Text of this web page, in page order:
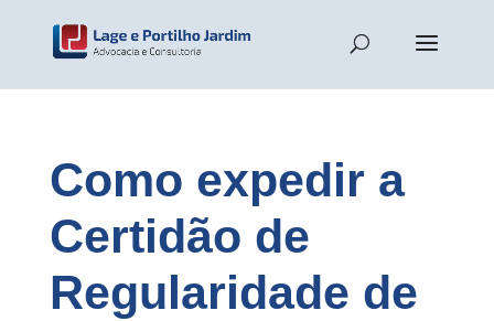
Como expedir a
Certidão de
Regularidade de